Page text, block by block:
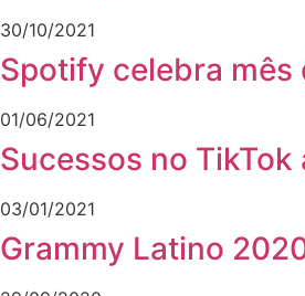
30/10/2021
Spotify celebra mês
01/06/2021
Sucessos no
03/01/2021
Grammy Latino